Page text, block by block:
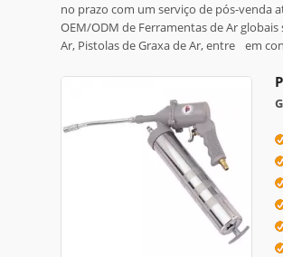
no prazo com um serviço de pós-venda
OEM/ODM de Ferramentas de Ar
Ar, Pistolas de Graxa de Ar, entre
em